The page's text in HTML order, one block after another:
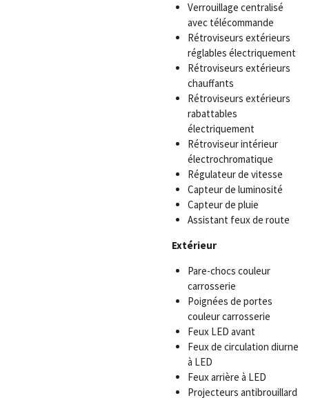
Verrouillage centralisé
avec télécommande
Rétroviseurs extérieurs
réglables électriquement
Rétroviseurs extérieurs
chauffants
Rétroviseurs extérieurs
rabattables
électriquement
Rétroviseur intérieur
électrochromatique
Régulateur de vitesse
Capteur de luminosité
Capteur de pluie
Assistant feux de route
Extérieur
Pare-chocs couleur
carrosserie
Poignées de portes
couleur carrosserie
Feux LED avant
Feux de circulation diurne
à LED
Feux arrière à LED
Projecteurs antibrouillard